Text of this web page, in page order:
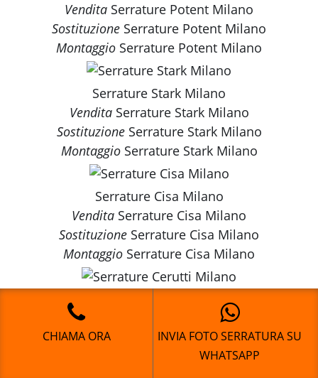
Vendita Serrature Potent Milano
Sostituzione Serrature Potent Milano
Montaggio Serrature Potent Milano
Serrature Stark Milano
Vendita Serrature Stark Milano
Sostituzione Serrature Stark Milano
Montaggio Serrature Stark Milano
Serrature Cisa Milano
Vendita Serrature Cisa Milano
Sostituzione Serrature Cisa Milano
Montaggio Serrature Cisa Milano
Serrature Cerutti Milano
Vendita
Serrature Cerutti Milano
Sostituzione
Serrature Cerutti Milano
Serrature Cerutti Milano
CHIAMA ORA
INVIA FOTO SERRATURA SU
WHATSAPP